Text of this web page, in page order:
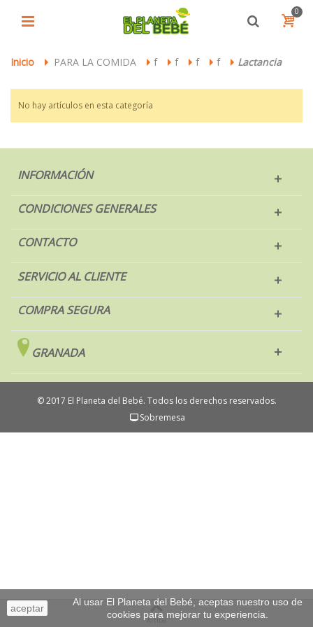
0
Inicio > PARA LA COMIDA > f > f > f > f > Lactancia
No hay artículos en esta categoría
INFORMACIÓN
CONDICIONES GENERALES
CONTACTO
SERVICIO AL CLIENTE
COMPRA SEGURA
GRANADA
aceptar
Al usar El Planeta del Bebé, aceptas nuestro uso de
cookies para mejorar tu experiencia.
© 2017 El Planeta del Bebé. Todos los derechos reservados.
Sobremesa
Arriba